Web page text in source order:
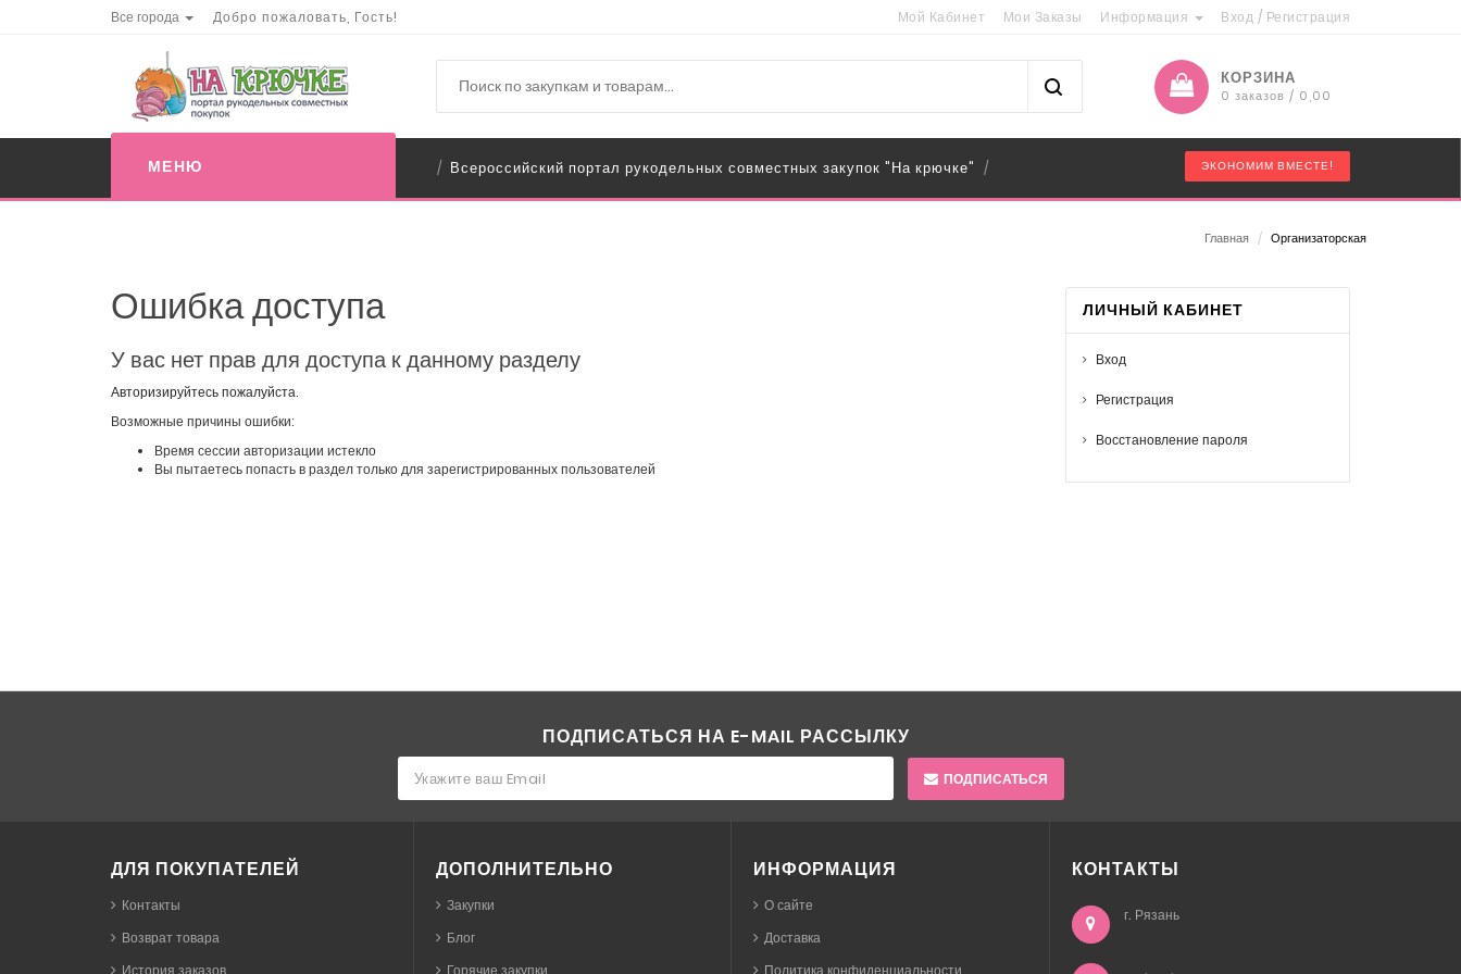
Все города Добро пожаловать, Гость! Мой Кабинет Мои Заказы Информация Вход / Регистрация
КОРЗИНА
0 заказов / 0,00
МЕНЮ / Всероссийский портал рукодельных совместных закупок "На крючке" / ЭКОНОМИМ ВМЕСТЕ!
Главная / Организаторская
Ошибка доступа
У вас нет прав для доступа к данному разделу
Авторизируйтесь пожалуйста.
Возможные причины ошибки:
Время сессии авторизации истекло
Вы пытаетесь попасть в раздел только для зарегистрированных пользователей
ЛИЧНЫЙ КАБИНЕТ
Вход
Регистрация
Восстановление пароля
ПОДПИСАТЬСЯ НА E-MAIL РАССЫЛКУ
ПОДПИСАТЬСЯ
ДЛЯ ПОКУПАТЕЛЕЙ
Контакты
Возврат товара
История заказов
ДОПОЛНИТЕЛЬНО
Закупки
Блог
Горячие закупки
ИНФОРМАЦИЯ
О сайте
Доставка
Политика конфиденциальности
КОНТАКТЫ
г. Рязань